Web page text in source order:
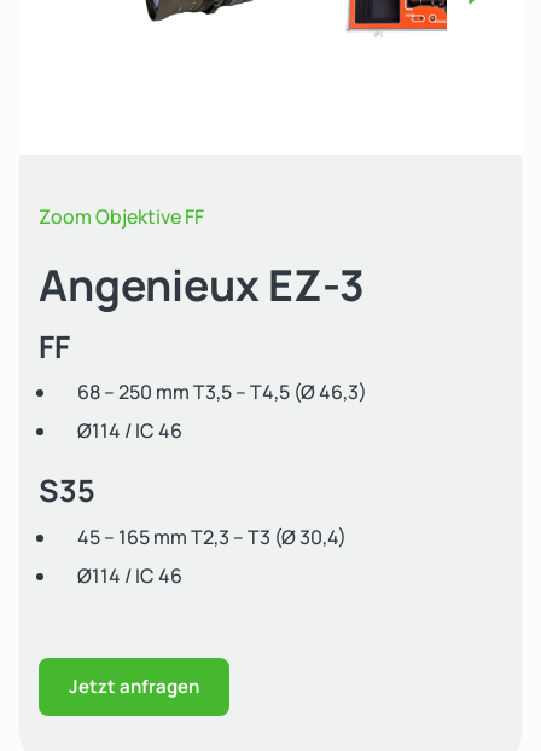
Zoom Objektive FF
Angenieux EZ-3
FF
68 – 250 mm T3,5 – T4,5 (Ø 46,3)
Ø114 / IC 46
S35
45 – 165 mm T2,3 – T3 (Ø 30,4)
Ø114 / IC 46
Jetzt anfragen